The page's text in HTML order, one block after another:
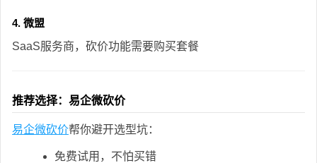
4. 微盟
SaaS服务商，砍价功能需要购买套餐
推荐选择：易企微砍价
易企微砍价帮你避开选型坑：
免费试用，不怕买错